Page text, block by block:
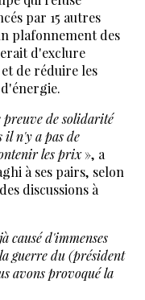
par 15 autres
plafonnement des
d'exclure
de réduire les
preuve de solidarité
il n'y a pas de
les prix», a
à ses pairs, selon
discussions à
causé d'immenses
guerre du (président
avons provoqué la